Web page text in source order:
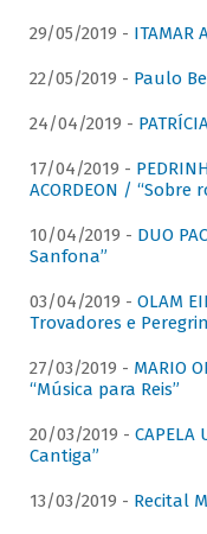
29/05/2019 - ITAMAR
22/05/2019 - Paulo
24/04/2019 -
17/04/2019 -
ACORDEON / “Sobre
10/04/2019 - DUO
Sanfona”
03/04/2019 - OLAM
Trovadores e
27/03/2019 - MARIO
“Música para Reis”
20/03/2019 - CAPELA
Cantiga”
13/03/2019 - Recital